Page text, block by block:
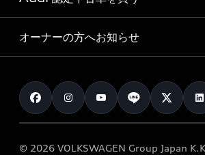
価格シミュレーション
車両比較
カタログ一覧
Audi collection
アウディナビアプリ
サービス入庫予約
サービスプログラム
メンテナンス
車検 / 定期点検
e-tronアフターサポート
Audi認定中古車
クオリティ
保証
メンテナンス
オーナーの方へお知らせ
お知らせ
オーナー様向けキャンペーン
© 2026 VOLKSWAGEN Group Japan